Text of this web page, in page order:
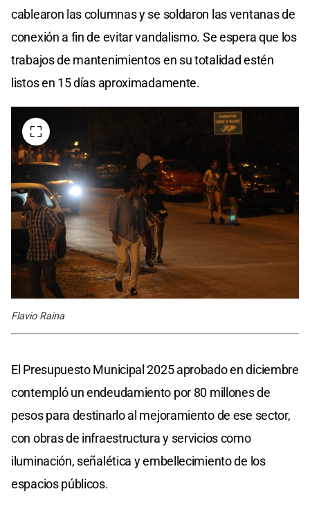
cablearon las columnas y se soldaron las ventanas de
conexión a fin de evitar vandalismo. Se espera que los
trabajos de mantenimientos en su totalidad estén
listos en 15 días aproximadamente.
Flavio Raina
El Presupuesto Municipal 2025 aprobado en diciembre
contempló un endeudamiento por 80 millones de
pesos para destinarlo al mejoramiento de ese sector,
con obras de infraestructura y servicios como
iluminación, señalética y embellecimiento de los
espacios públicos.